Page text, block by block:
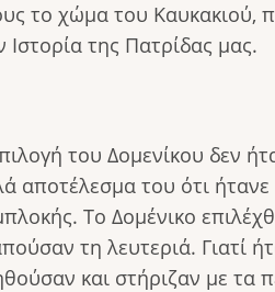
το χώμα του Καυκακιού,
Ιστορία της Πατρίδας μας.
του Δομενίκου δεν
αποτέλεσμα του ότι
Το Δομένικο
τη λευτεριά. Γιατί
και στήριζαν με τα